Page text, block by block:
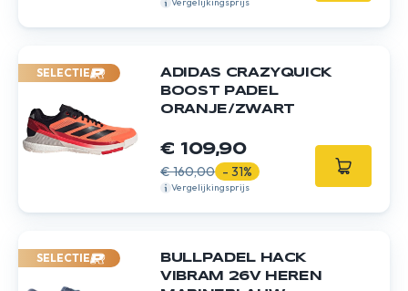
Vergelijkingsprijs
SELECTIE
ADIDAS CRAZYQUICK
BOOST PADEL
ORANJE/ZWART
€ 109,90
€ 160,00 - 31%
Vergelijkingsprijs
SELECTIE
BULLPADEL HACK
VIBRAM 26V HEREN